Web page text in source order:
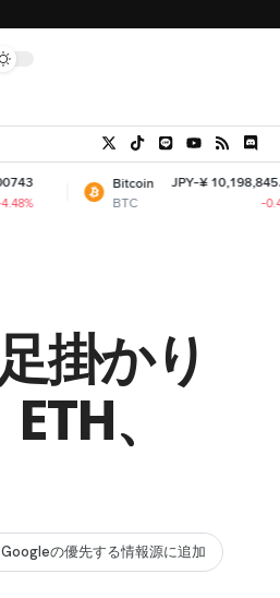
JPY-¥ 10,198,845.51
掛かり
、
Googleの優先する情報源に追加